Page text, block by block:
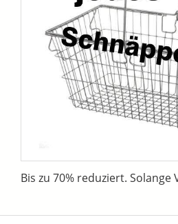
Bis zu 70% reduziert. Solange